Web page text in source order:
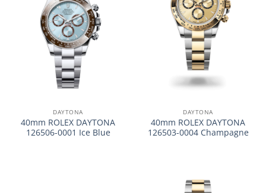
DAYTONA
40mm ROLEX DAYTONA
126506-0001 Ice Blue
DAYTONA
40mm ROLEX DAYTONA
126503-0004 Champagne